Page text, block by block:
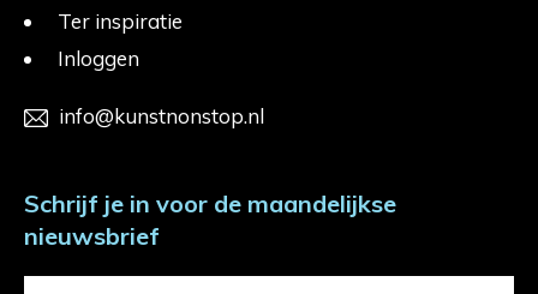
Ter inspiratie
Inloggen
info@kunstnonstop.nl
Schrijf je in voor de maandelijkse
nieuwsbrief